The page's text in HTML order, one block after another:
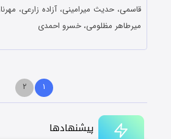
پیشنهادها
قاسمی، حدیث میرامینی، آزاده زارعی،
میرطاهر مظلومی، خسرو احمدی
۱ ۲